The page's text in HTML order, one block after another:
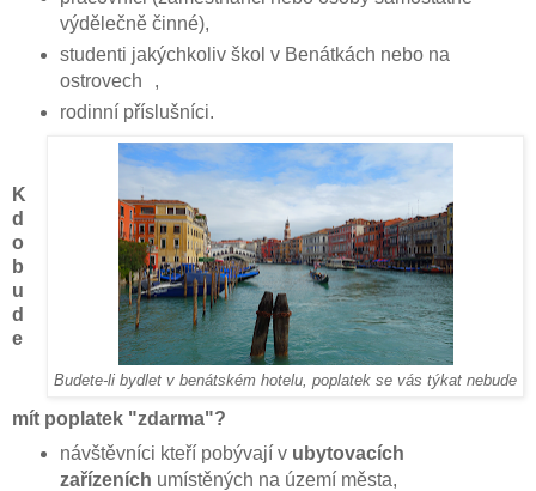
výdělečně činné),
studenti jakýchkoliv škol v Benátkách nebo na
ostrovech ,
rodinní příslušníci.
Budete-li bydlet v benátském hotelu, poplatek se vás týkat nebude
K
d
o
b
u
d
e
mít poplatek "zdarma"?
návštěvníci kteří pobývají v ubytovacích
zařízeních umístěných na území města,